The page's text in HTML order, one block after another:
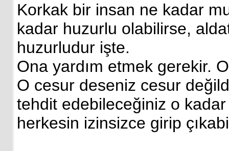
Korkak bir insan ne kadar
kadar huzurlu olabilirse,
huzurludur işte.
Ona yardım etmek gerekir.
O cesur deseniz cesur
tehdit edebileceğiniz o
herkesin izinsizce girip